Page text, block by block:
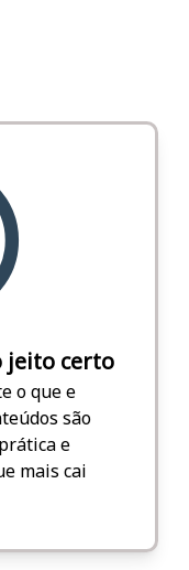
jeito certo
o que e
são
e
mais cai